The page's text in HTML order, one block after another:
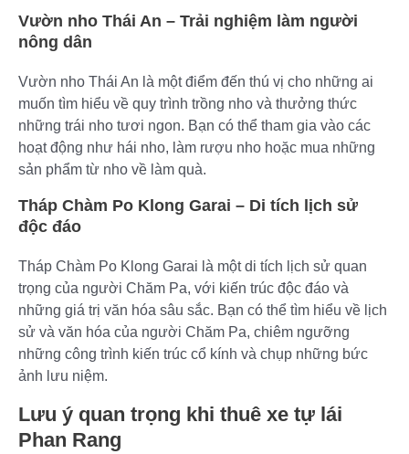
Vườn nho Thái An – Trải nghiệm làm người
nông dân
Vườn nho Thái An là một điểm đến thú vị cho những ai
muốn tìm hiểu về quy trình trồng nho và thưởng thức
những trái nho tươi ngon. Bạn có thể tham gia vào các
hoạt động như hái nho, làm rượu nho hoặc mua những
sản phẩm từ nho về làm quà.
Tháp Chàm Po Klong Garai – Di tích lịch sử
độc đáo
Tháp Chàm Po Klong Garai là một di tích lịch sử quan
trọng của người Chăm Pa, với kiến trúc độc đáo và
những giá trị văn hóa sâu sắc. Bạn có thể tìm hiểu về lịch
sử và văn hóa của người Chăm Pa, chiêm ngưỡng
những công trình kiến trúc cổ kính và chụp những bức
ảnh lưu niệm.
Lưu ý quan trọng khi thuê xe tự lái
Phan Rang